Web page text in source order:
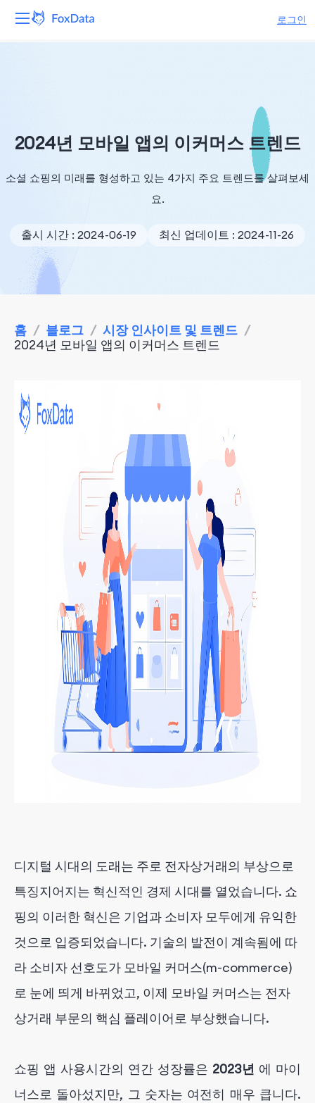
로그인
회사
2024년 모바일 앱의 이커머스 트렌드
소셜 쇼핑의 미래를 형성하고 있는 4가지 주요 트렌드를 살펴보세
요.
출시 시간 : 2024-06-19 최신 업데이트 : 2024-11-26
홈 / 블로그 / 시장 인사이트 및 트렌드 /
2024년 모바일 앱의 이커머스 트렌드
디지털 시대의 도래는 주로 전자상거래의 부상으로
특징지어지는 혁신적인 경제 시대를 열었습니다. 쇼
핑의 이러한 혁신은 기업과 소비자 모두에게 유익한
것으로 입증되었습니다. 기술의 발전이 계속됨에 따
라 소비자 선호도가 모바일 커머스(m-commerce)
로 눈에 띄게 바뀌었고, 이제 모바일 커머스는 전자
상거래 부문의 핵심 플레이어로 부상했습니다.
쇼핑 앱 사용시간의 연간 성장률은 2023년 에 마이
너스로 돌아섰지만, 그 숫자는 여전히 매우 큽니다.